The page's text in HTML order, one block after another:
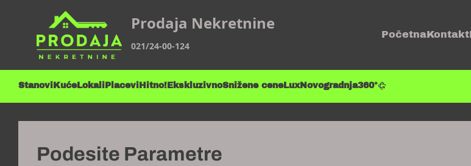
Prodaja Nekretnine
021/24-00-124
Početna Kontakt
Stanovi KućeLokali Placevi Hitno! EkskluzivnoSnižene ceneLuxNovogradnja360°
Podesite Parametre